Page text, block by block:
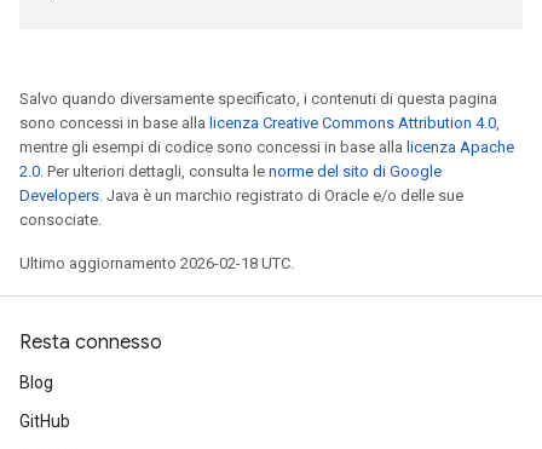
Salvo quando diversamente specificato, i contenuti di questa pagina
sono concessi in base alla licenza Creative Commons Attribution 4.0,
mentre gli esempi di codice sono concessi in base alla licenza Apache
2.0. Per ulteriori dettagli, consulta le norme del sito di Google
Developers. Java è un marchio registrato di Oracle e/o delle sue
consociate.
Ultimo aggiornamento 2026-02-18 UTC.
Resta connesso
Blog
GitHub